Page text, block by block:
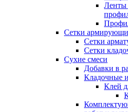
Ленты
Сетки
Сетки
Сетки
Сухие смеси
Добавки в
Кладочные
Клей